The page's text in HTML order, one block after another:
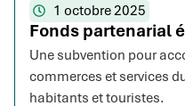
1 octobre 2025
Fonds partenarial
Une subvention pour
commerces et services
habitants et touristes.